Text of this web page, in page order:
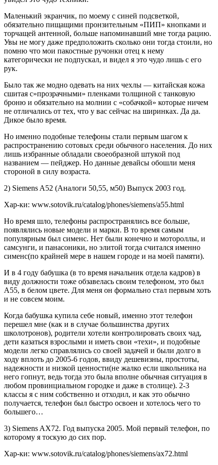
Маленький экранчик, по моему с синей подсветкой,
обязательно пищащими пронзительным «ПИП» кнопками и
торчащей антенной, больше напоминавший мне тогда рацию.
Увы не могу даже предположить сколько они тогда стоили, но
помню что мои пакостные ручонки отец к нему
категорически не подпускал, и видел я это чудо лишь с его
рук.
Было так же модно одевать на них чехлы — китайская кожа
сшитая с»прозрачными» пленками толщиной с танковую
броню и обязательно на молнии с «собачкой» которые ничем
не отличались от тех, что у вас сейчас на ширинках. Да да.
Дикое было время.
Но именно подобные телефоны стали первым шагом к
распространению сотовых среди обычного населения. До них
лишь избранные обладали своеобразной штукой под
названием — пейджер. Но данные девайсы обошли меня
стороной в силу возраста.
2) Siemens A52 (Аналоги 50,55, м50) Выпуск 2003 год.
Хар-ки: www.sotovik.ru/catalog/phones/siemens/a55.html
Но время шло, телефоны распространялись все больше,
появлялись новые модели и марки. В то время самым
популярным был сименс. Нет были конечно и мотороллы, и
самсунги, и панасоники, но элитой тогда считался именно
сименс(по крайней мере в нашем городе и на моей памяти).
И в 4 году бабушка (в то время начальник отдела кадров) в
виду должности тоже обзавелась своим телефоном, это был
А55, в белом цвете. Для меня он формально стал первым хоть
и не совсем моим.
Когда бабушка купила себе новый, именно этот телефон
перешел мне (как и в случае большинства других
школотронов), родители хотели контролировать своих чад,
дети казаться взрослыми и иметь свои «техи», и подобные
модели легко справлялись со своей задачей и были долго в
ходу вплоть до 2005-6 годов, ввиду дешевизны, простоты,
надежности и низкой ценности(не жалко если школьника на
него гопнут, ведь тогда это была вполне обычная ситуация в
любом провинциальном городке и даже в столице). 2-3
классы я с ним собственно и отходил, и как это обычно
получается, телефон был быстро освоен и хотелось чего то
большего…
3) Siemens AX72. Год выпуска 2005. Мой первый телефон, по
которому я тоскую до сих пор.
Хар-ки: www.sotovik.ru/catalog/phones/siemens/ax72.html